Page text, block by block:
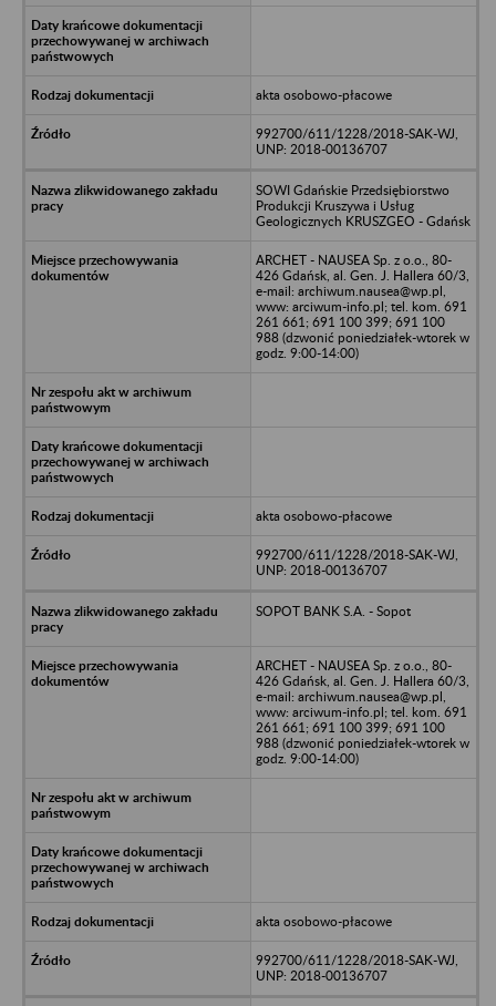
akta osobowo-płacowe
992700/611/1228/2018-SAK-WJ,
UNP: 2018-00136707
SOWI Gdańskie Przedsiębiorstwo
Produkcji Kruszywa i Usług
Geologicznych KRUSZGEO - Gdańsk
ARCHET - NAUSEA Sp. z o.o., 80-
426 Gdańsk, al. Gen. J. Hallera 60/3,
e-mail: archiwum.nausea@wp.pl,
www: arciwum-info.pl; tel. kom. 691
261 661; 691 100 399; 691 100
988 (dzwonić poniedziałek-wtorek w
godz. 9:00-14:00)
akta osobowo-płacowe
992700/611/1228/2018-SAK-WJ,
UNP: 2018-00136707
SOPOT BANK S.A. - Sopot
ARCHET - NAUSEA Sp. z o.o., 80-
426 Gdańsk, al. Gen. J. Hallera 60/3,
e-mail: archiwum.nausea@wp.pl,
www: arciwum-info.pl; tel. kom. 691
261 661; 691 100 399; 691 100
988 (dzwonić poniedziałek-wtorek w
godz. 9:00-14:00)
akta osobowo-płacowe
992700/611/1228/2018-SAK-WJ,
UNP: 2018-00136707